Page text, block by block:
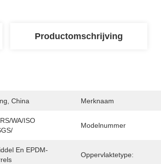
Productomschrijving
China Merknaam
WA/ISO
Modelnummer
En EPDM-
Oppervlaktetype: